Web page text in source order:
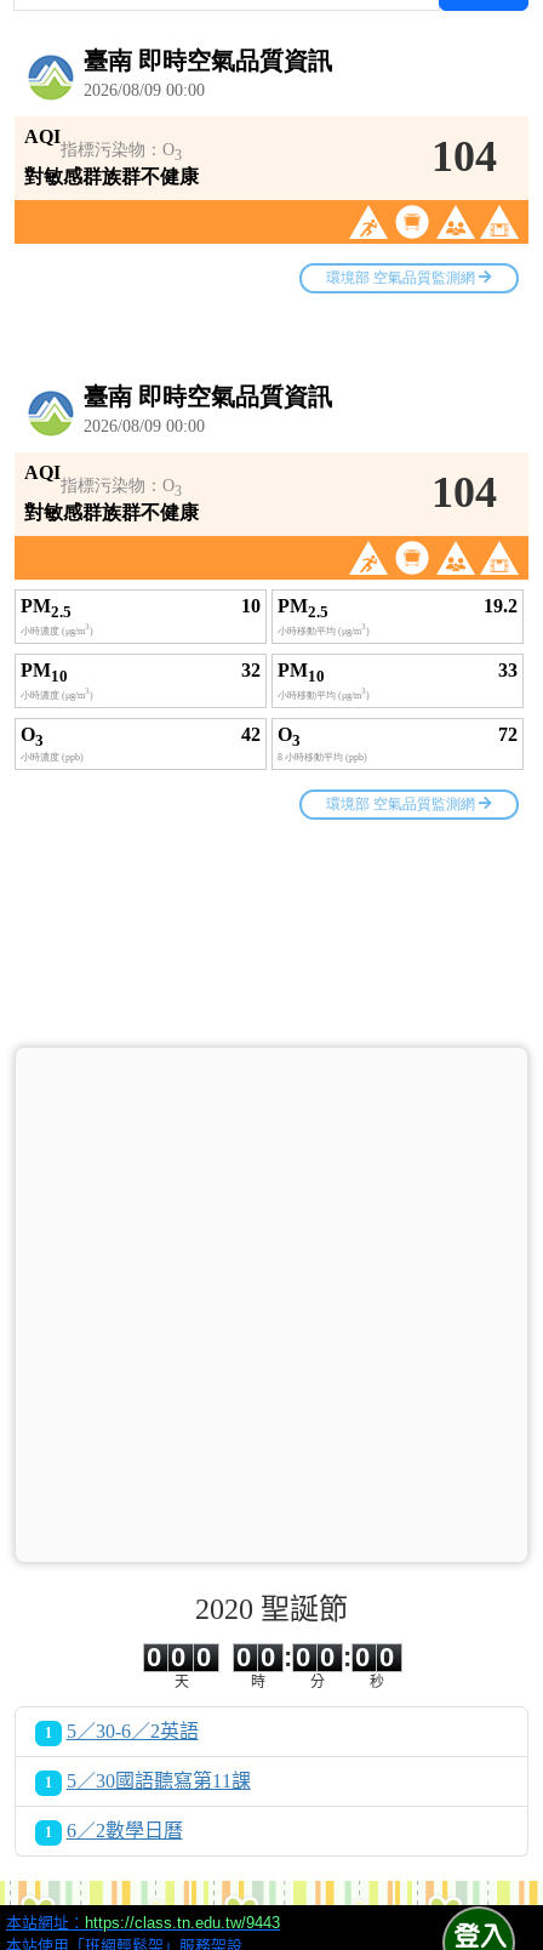
2020 聖誕節
0 0 0
天
0
0
0
時
:
0
0
0
0
分
:0 0
秒
1 5／30-6／2英語
1 5／30國語聽寫第11課
1 6／2數學日曆
本站網址： https://class.tn.edu.tw/9443
本站使用「班網輕鬆架」服務架設